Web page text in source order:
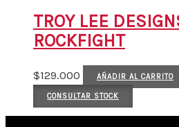
TROY LEE
ROCKFIGHT
$129.000 AÑADIR AL CARRITO
CONSULTAR STOCK